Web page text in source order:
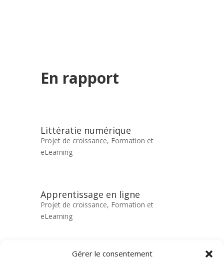
Gérer le consentement
En rapport
Littératie numérique
Projet de croissance, Formation et
eLearning
Apprentissage en ligne
Projet de croissance, Formation et
eLearning
Podcast CoLab